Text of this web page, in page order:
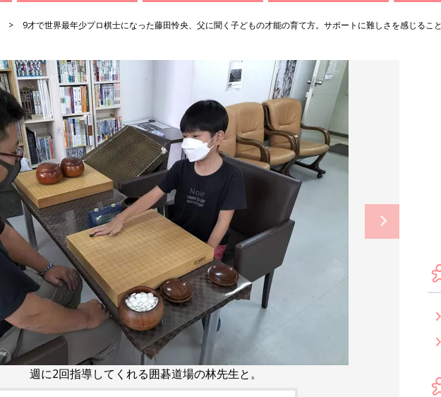
9才で世界最年少プロ棋士になった藤田怜央、父に聞く子どもの才能の育て方。サポートに難しさを感じるこ
週に2回指導してくれる囲碁道場の林先生と。